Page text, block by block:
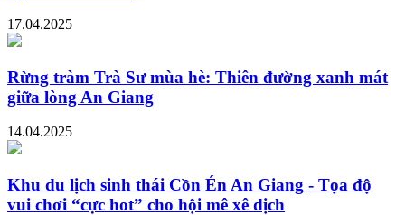
17.04.2025
Rừng tràm Trà Sư mùa hè: Thiên đường xanh mát
giữa lòng An Giang
14.04.2025
Khu du lịch sinh thái Cồn Én An Giang - Tọa độ
vui chơi “cực hot” cho hội mê xê dịch